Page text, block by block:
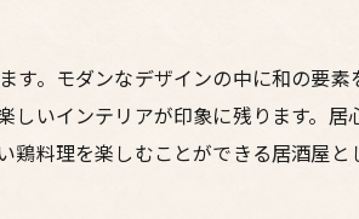
とその進化
わえない特製親子丼
子丼の魅力
。モダンなデザインの中に和の要
いインテリアが印象に残ります。
料理を楽しむことができる居酒屋と